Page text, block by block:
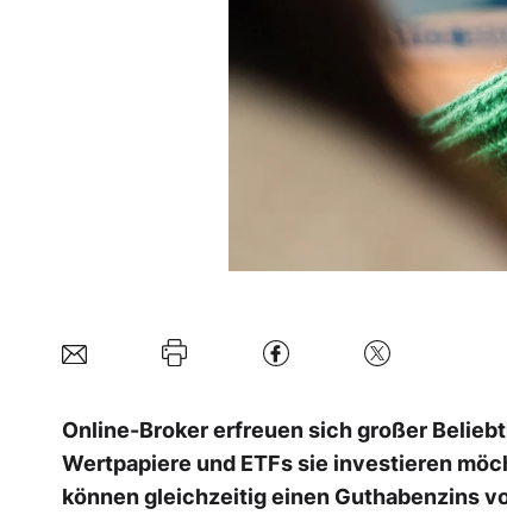
Online-Broker erfreuen sich großer
Wertpapiere und ETFs sie investieren
können gleichzeitig einen Guthabenzins